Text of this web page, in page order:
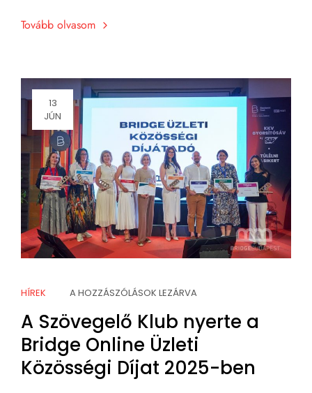
Tovább olvasom
13
JÚN
HÍREK A HOZZÁSZÓLÁSOK LEZÁRVA
A Szövegelő Klub nyerte a
Bridge Online Üzleti
Közösségi Díjat 2025-ben